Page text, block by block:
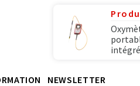
NEWSLETTER